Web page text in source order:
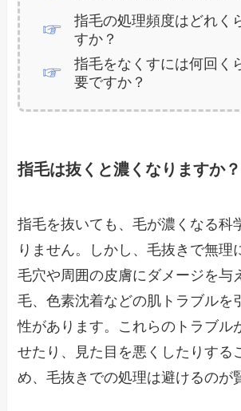
指毛の処理頻度はどれく
すか？
指毛をなくすには何回く
要ですか？
指毛は抜くと濃くなりますか？
指毛を抜いても、毛が濃くなる科
りません。しかし、毛抜きで無理
毛穴や周囲の皮膚にダメージを与
毛、色素沈着などの肌トラブルを
性があります。これらのトラブル
せたり、見た目を悪くしたりする
め、毛抜きでの処理は避けるのが